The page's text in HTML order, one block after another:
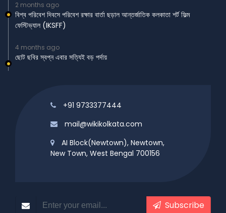
2 months ago
বিশ্ব পরিবেশ দিবসে পরিবেশ রক্ষার বার্তা ছড়াল আন্তর্জাতিক কলকাতা শর্ট ফিল্ম
ফেস্টিভ্যাল (IKSFF)
4 months ago
ছোট ছবির স্বপ্ন এবার সত্যিই বড় পর্দায়
+91 9733377444
mail@wikikolkata.com
AI Block(Newtown), Newtown,
New Town, West Bengal 700156
Subscribe